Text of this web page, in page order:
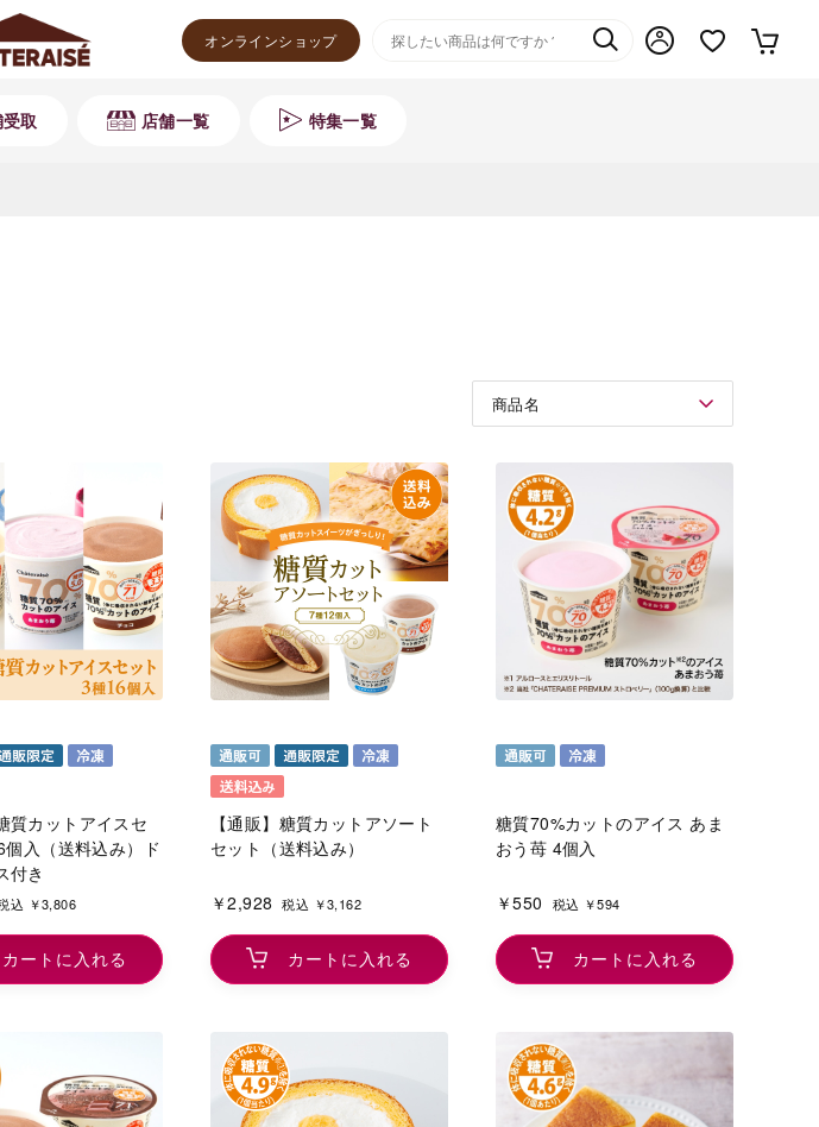
オンラインショップ
取 店舗一覧 特集一覧
商品名
質カットアイスセ
個入（送料込み）ド
付き
込 ￥3,806
カートに入れる
【通販】糖質カットアソート
セット（送料込み）
￥2,928 税込 ￥3,162
カートに入れる
糖質70%カットのアイス あま
おう苺 4個入
￥550 税込 ￥594
カートに入れる